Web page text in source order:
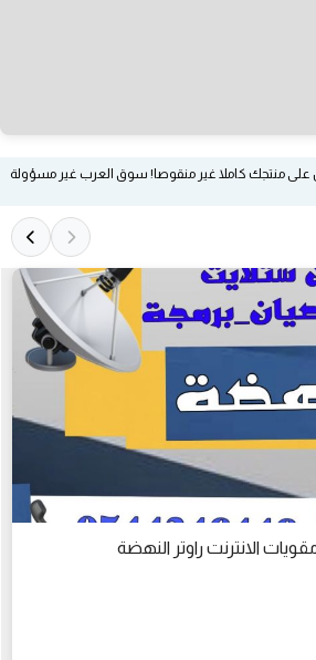
على منتجك كاملا غير منقوصا! سوق العرب غير مسؤولة
الانترنت راوتر النهضة